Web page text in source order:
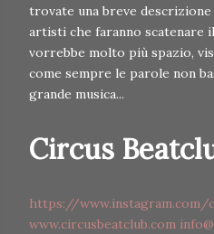
trovate una breve
artisti che faranno scatenare
vorrebbe molto più spazio,
come sempre le parole non
grande musica...
Circus
https://www.instagram.com/
www.circusbeatclub.com